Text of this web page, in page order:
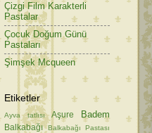
Çizgi Film Karakterli
Pastalar
Çocuk Doğum Günü
Pastaları
Şimşek Mcqueen
Etiketler
Ayva tatlısı Aşure Badem
Balkabağı Balkabağı Pastası